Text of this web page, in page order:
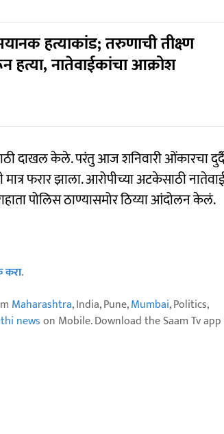
हत्याकांड; तरुणाची तीक्ष्ण
हत्या, नातेवाईकांचा आक्रोश
दाखल केले. परंतु आज शनिवारी ओंकारचा
फरार झाला. आरोपीच्या अटकेसाठी
पोलिस ठाण्यासमोर ठिय्या आंदोलन केलं.
करा.
Maharashtra, India, Pune,Mumbai, Politics,
newson Mobile. Download the Saam Tv